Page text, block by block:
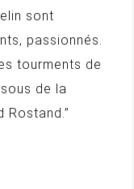
sont
passionnés.
tourments de
de la
Rostand.”